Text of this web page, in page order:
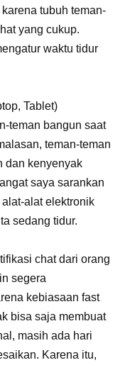
tubuh teman-
yang cukup.
waktu tidur
Tablet)
teman bangun saat
teman-teman
dan kenyenyak
saya sarankan
alat elektronik
sedang tidur.
chat dari orang
segera
kebiasaan fast
bisa saja membuat
masih ada hari
Karena itu,